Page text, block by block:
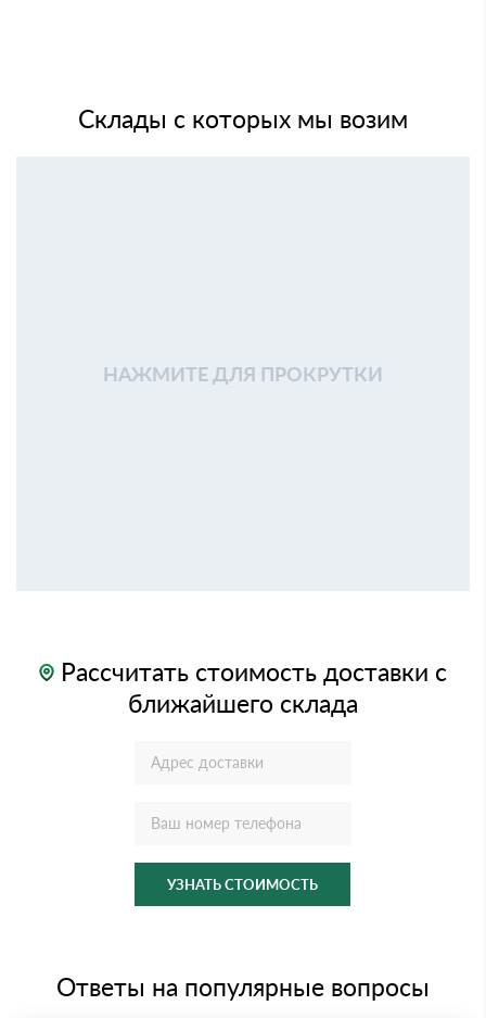
Склады с которых мы возим
НАЖМИТЕ ДЛЯ ПРОКРУТКИ
Рассчитать стоимость доставки с
ближайшего склада
УЗНАТЬ СТОИМОСТЬ
Ответы на популярные вопросы